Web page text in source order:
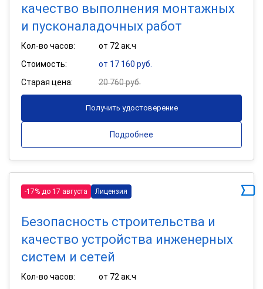
качество выполнения монтажных
и пусконаладочных работ
Кол-во часов:
от 72 ак.ч
Стоимость:
от 17 160 руб.
Старая цена:
20 760 руб.
Получить удостоверение
Подробнее
-17% до 17 августа Лицензия
Безопасность строительства и
качество устройства инженерных
систем и сетей
Кол-во часов:
от 72 ак.ч